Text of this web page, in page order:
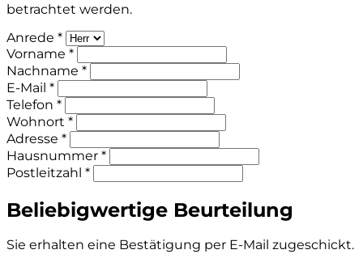
betrachtet werden.
Anrede *
Vorname *
Nachname *
E-Mail *
Telefon *
Wohnort *
Adresse *
Hausnummer *
Postleitzahl *
Beliebigwertige Beurteilung
Sie erhalten eine Bestätigung per E-Mail zugeschickt.